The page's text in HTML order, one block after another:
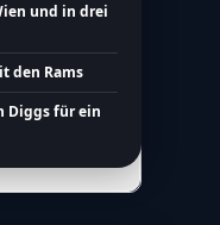
und in drei
den Rams
Diggs für ein